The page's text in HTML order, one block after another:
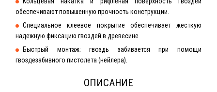
обеспечивают повышенную прочность конструкции.
Специальное клеевое покрытие обеспечивает жесткую
надежную фиксацию гвоздей в древесине
Быстрый монтаж: гвоздь забивается при помощи
гвоздезабивного пистолета (нейлера).
ОПИСАНИЕ